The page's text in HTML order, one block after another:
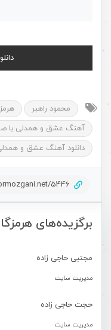
برگزیده‌های
مجتبی حاجی زاده
مدیریت سایت
حجت حاجی زاده
مدیریت سایت
محمود راهبر
آهنگ عشق و همدلی با
دانلود آهنگ عشق و
5446